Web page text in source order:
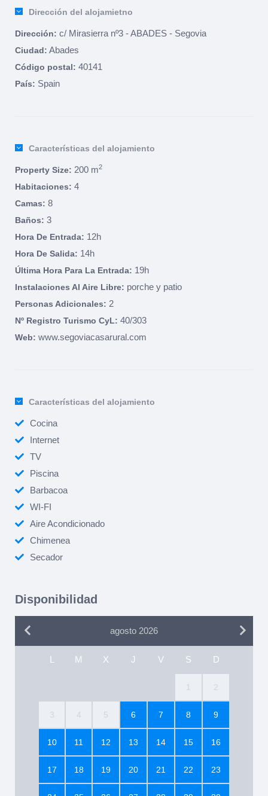
Dirección del alojamietno
Dirección: c/ Mirasierra nº3 - ABADES - Segovia
Ciudad: Abades
Código postal: 40141
País: Spain
Características del alojamiento
Property Size: 200 m2
Habitaciones: 4
Camas: 8
Baños: 3
Hora De Entrada: 12h
Hora De Salida: 14h
Última Hora Para La Entrada: 19h
Instalaciones Al Aire Libre: porche y patio
Personas Adicionales: 2
Nº Registro Turismo CyL: 40/303
Web: www.segoviacasarural.com
Características del alojamiento
Cocina
Internet
TV
Piscina
Barbacoa
WI-FI
Aire Acondicionado
Chimenea
Secador
Disponibilidad
agosto 2026
L M X J V S D
1 2
3 4 5 6 7 8 9
10 11 12 13 14 15 16
17 18 19 20 21 22 23